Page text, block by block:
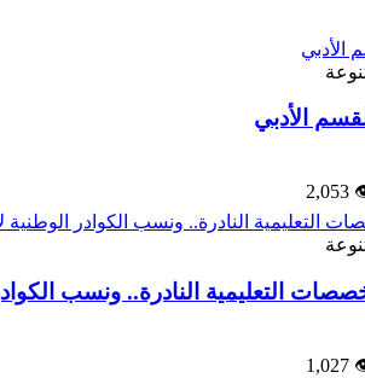
الأدبي
👁
التعليمية النادرة.. ونسب الكوادر
👁